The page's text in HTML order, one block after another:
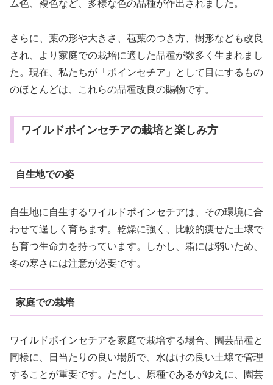
ム色、複色など、多様な色の品種が作出されました。
さらに、葉の形や大きさ、苞葉のつき方、樹形なども改良
され、より家庭での栽培に適した品種が数多く生まれまし
た。現在、私たちが「ポインセチア」として目にするもの
のほとんどは、これらの品種改良の賜物です。
ワイルドポインセチアの栽培と楽しみ方
自生地での姿
自生地に自生するワイルドポインセチアは、その環境に合
わせて逞しく育ちます。乾燥に強く、比較的痩せた土壌で
も育つ生命力を持っています。しかし、霜には弱いため、
冬の寒さには注意が必要です。
家庭での栽培
ワイルドポインセチアを家庭で栽培する場合、園芸品種と
同様に、日当たりの良い場所で、水はけの良い土壌で管理
することが重要です。ただし、原種であるがゆえに、園芸